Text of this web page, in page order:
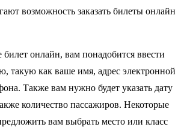
возможность заказать билеты онлайн
билет онлайн, вам понадобится ввести
такую как ваше имя, адрес электронной
Также вам нужно будет указать дату
количество пассажиров. Некоторые
вам выбрать место или класс